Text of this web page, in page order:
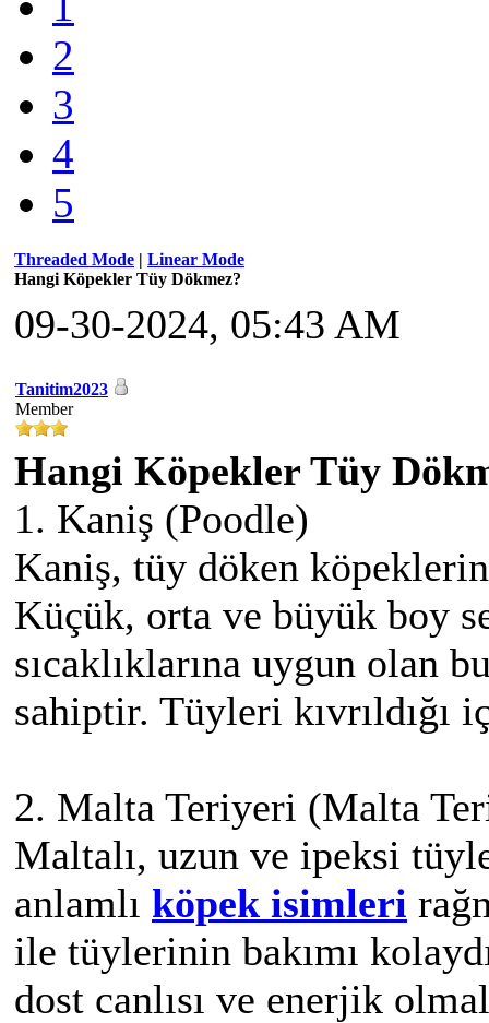
2
3
4
5
Threaded Mode | Linear Mode
Hangi Köpekler Tüy Dökmez?
09-30-2024, 05:43 AM
Tanitim2023
Member
Hangi Köpekler Tüy
1. Kaniş (Poodle)
Kaniş, tüy döken
Küçük, orta ve büyük boy
sıcaklıklarına uygun olan
sahiptir. Tüyleri kıvrıldığı
2. Malta Teriyeri (Malta
Maltalı, uzun ve ipeksi
anlamlı köpek isimleri
ile tüylerinin bakımı
dost canlısı ve enerjik